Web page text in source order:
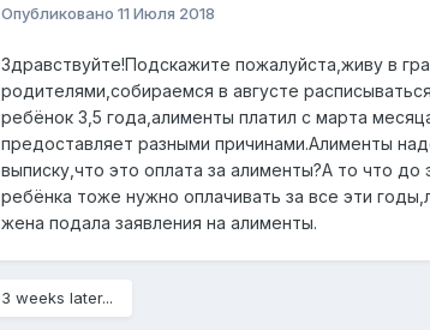
Опубликовано 11 Июля 2018
Здравствуйте!Подскажите пожалуйста,живу в
родителями,собираемся в августе
ребёнок 3,5 года,алименты платил с марта
предоставляет разными причинами.Алименты
выписку,что это оплата за алименты?А то что
ребёнка тоже нужно оплачивать за все эти
жена подала заявления на алименты.
3 weeks later...